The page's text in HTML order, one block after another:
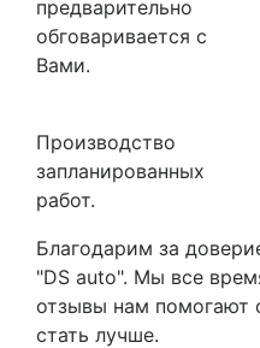
предварительно
обговаривается с
Вами.
Производство
запланированных
работ.
Благодарим за
"DS auto". Мы все
отзывы нам помогают
стать лучше.